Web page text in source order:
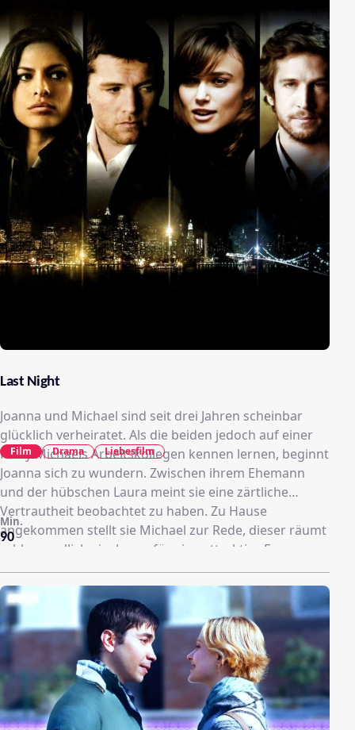
Last Night
Joanna und Michael sind seit drei Jahren scheinbar
glücklich verheiratet. Als die beiden jedoch auf einer
Party Michaels Arbeitskollegen kennen lernen, beginnt
Joanna sich zu wundern. Zwischen ihrem Ehemann
und der hübschen Laura meint sie eine zärtliche
Vertrautheit beobachtet zu haben. Zu Hause
angekommen stellt sie Michael zur Rede, dieser räumt
schlussendlich ein, Laura für eine attraktive Frau zu
halten. Die Situation spitzt sich zu, als Michael
gemeinsam mit Laura dienstlich nach Philadelphia
reisen muss. Während sich die beiden Arbeitskollegen
tatsächlich immer näher kommen, trifft Joanna
zufälligerweise ihren französischen Ex-Freund Alex
wieder. Es kommt zu einer hochemotional
bedeutenden Nacht für das junge Ehepaar.
90
Min.
Film Drama Liebesfilm